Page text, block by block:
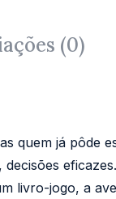
(0)
quem já pôde
livro-jogo, a